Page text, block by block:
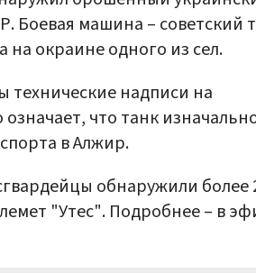
Боевая машина – советский
на окраине одного из сел.
технические надписи на
что танк
в Алжир.
обнаружили более
"Утес". Подробнее – в